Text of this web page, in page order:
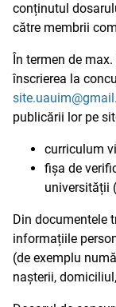
conținutul
către membrii
În termen de
înscrierea la
publicării lor pe
curriculum
fișa de
universității
Din documentele
informațiile
(de exemplu
nașterii,